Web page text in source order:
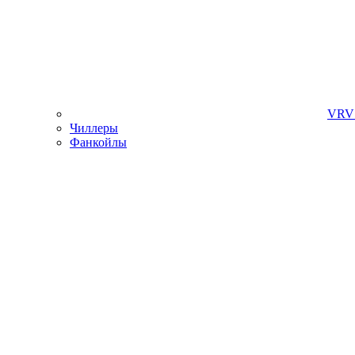
Чиллеры
Фанкойлы